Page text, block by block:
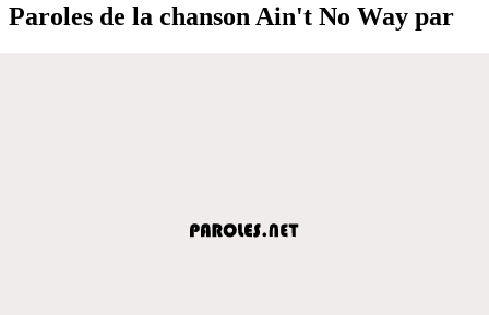
Paroles de la chanson Ain't No Way par